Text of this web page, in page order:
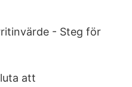
- Steg för
att